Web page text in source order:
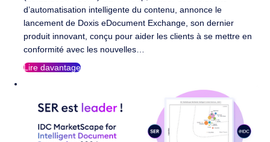
d’automatisation intelligente du contenu, annonce le
lancement de Doxis eDocument Exchange, son dernier
produit innovant, conçu pour aider les clients à se mettre en
conformité avec les nouvelles…
Lire davantage